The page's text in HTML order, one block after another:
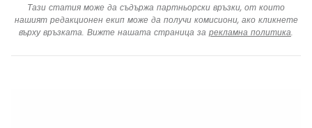
Тази статия може да съдържа партньорски връзки, от които
нашият редакционен екип може да получи комисиони, ако кликнете
върху връзката. Вижте нашата страница за рекламна политика.